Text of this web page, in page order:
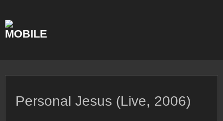
content
Personal Jesus (Live, 2006)